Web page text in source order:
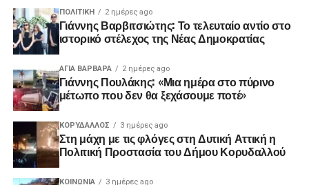
ΠΟΛΙΤΙΚΉ 2 ημέρες ago
Γιάννης Βαρβιτσιώτης: Το τελευταίο αντίο στο
ιστορικό στέλεχος της Νέας Δημοκρατίας
ΑΓΙΑ ΒΑΡΒΑΡΑ 2 ημέρες ago
Γιάννης Πουλάκης: «Μια ημέρα στο πύρινο
μέτωπο που δεν θα ξεχάσουμε ποτέ»
ΚΟΡΥΔΑΛΛΟΣ 3 ημέρες ago
Στη μάχη με τις φλόγες στη Δυτική Αττική η
Πολιτική Προστασία του Δήμου Κορυδαλλού
ΚΟΙΝΩΝΊΑ 3 ημέρες ago